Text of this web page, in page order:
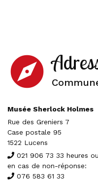
explore
Musée Sherlock Holmes
Rue des Greniers 7
Case postale 95
1522 Lucens
021 906 73 33 heures
en cas de non-réponse:
076 583 61 33